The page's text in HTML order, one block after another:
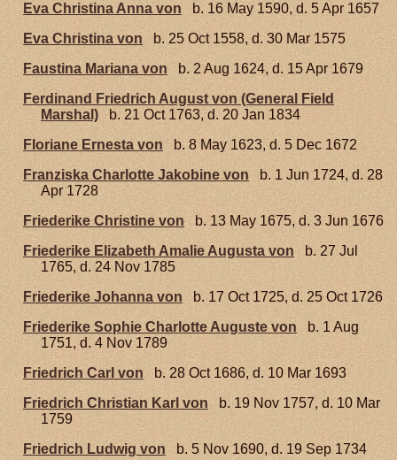
Eva Christina Anna von
b. 16 May 1590, d. 5 Apr 1657
Eva Christina von
b. 25 Oct 1558, d. 30 Mar 1575
Faustina Mariana von
b. 2 Aug 1624, d. 15 Apr 1679
Ferdinand Friedrich August von (General Field
Marshal)
b. 21 Oct 1763, d. 20 Jan 1834
Floriane Ernesta von
b. 8 May 1623, d. 5 Dec 1672
Franziska Charlotte Jakobine von
b. 1 Jun 1724, d. 28
Apr 1728
Friederike Christine von
b. 13 May 1675, d. 3 Jun 1676
Friederike Elizabeth Amalie Augusta von
b. 27 Jul
1765, d. 24 Nov 1785
Friederike Johanna von
b. 17 Oct 1725, d. 25 Oct 1726
Friederike Sophie Charlotte Auguste von
b. 1 Aug
1751, d. 4 Nov 1789
Friedrich Carl von
b. 28 Oct 1686, d. 10 Mar 1693
Friedrich Christian Karl von
b. 19 Nov 1757, d. 10 Mar
1759
Friedrich Ludwig von
b. 5 Nov 1690, d. 19 Sep 1734